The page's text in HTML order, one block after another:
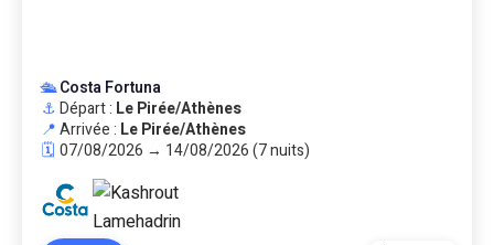
🛳️Costa Fortuna
⚓Départ : Le Pirée/Athènes
📍Arrivée : Le Pirée/Athènes
🗓️ 07/08/2026 → 14/08/2026 (7 nuits)